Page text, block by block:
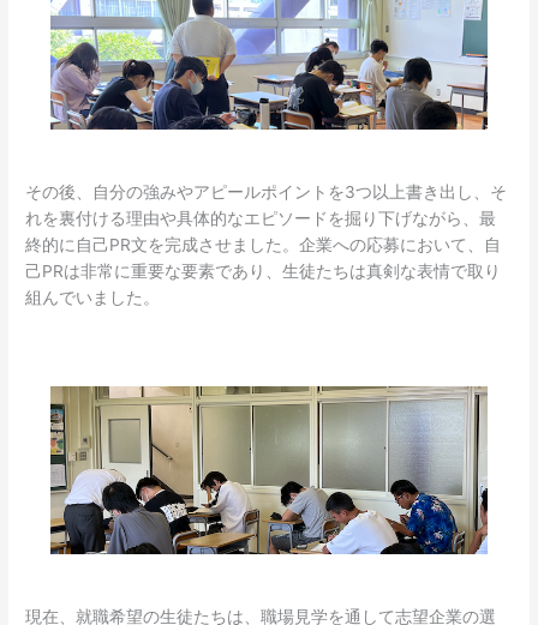
その後、自分の強みやアピールポイントを3つ以上書き出し、そ
れを裏付ける理由や具体的なエピソードを掘り下げながら、最
終的に自己PR文を完成させました。企業への応募において、自
己PRは非常に重要な要素であり、生徒たちは真剣な表情で取り
組んでいました。
現在、就職希望の生徒たちは、職場見学を通して志望企業の選